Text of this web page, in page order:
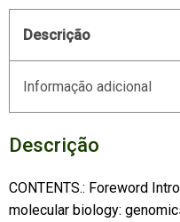
Descrição
Informação adicional
Descrição
CONTENTS.: Foreword
molecular biology: